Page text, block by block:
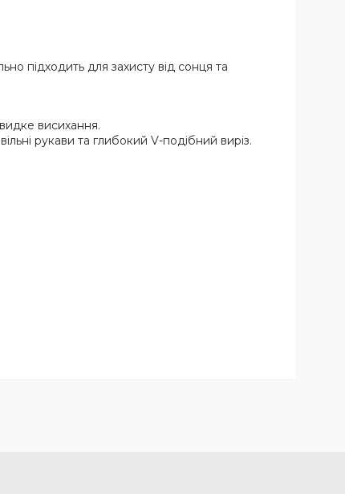
підходить для захисту від сонця та
висихання.
рукави та глибокий V-подібний виріз.